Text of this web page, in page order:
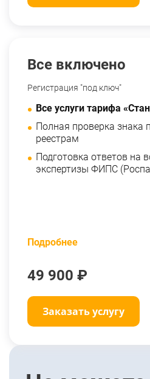
Все включено
Регистрация "под ключ"
Все услуги тарифа
Полная проверка знака
реестрам
Подготовка ответов на
экспертизы ФИПС
Подробнее
49 900 ₽
Заказать услугу